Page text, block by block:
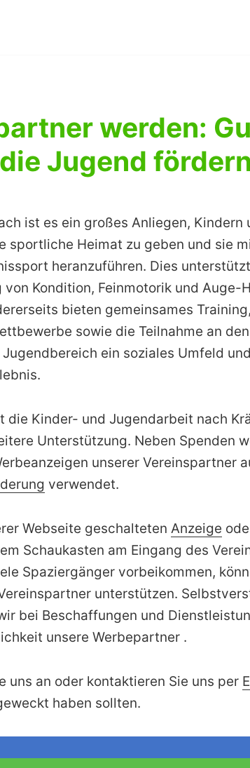
werden:
Jugend fördern
ist es ein großes Anliegen, Kindern
sportliche Heimat zu geben und sie
heranzuführen. Dies
von Kondition, Feinmotorik und Auge-
bieten gemeinsames Training,
sowie die Teilnahme an den
Jugendbereich ein soziales Umfeld und
die Kinder- und Jugendarbeit nach
Unterstützung. Neben Spenden
unserer Vereinspartner
verwendet.
Webseite geschaltetenAnzeige
Schaukasten am Eingang des
Spaziergänger vorbeikommen,
unterstützen.
bei Beschaffungen und
unsere Werbepartner .
uns an oder kontaktieren Sie uns per
haben sollten.